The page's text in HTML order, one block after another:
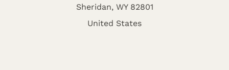
Sheridan, WY 82801
United States